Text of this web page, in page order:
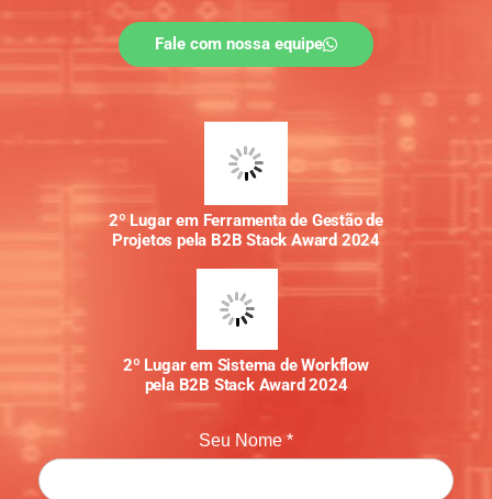
Fale com nossa equipe
2º Lugar em Ferramenta de Gestão de
Projetos pela B2B Stack Award 2024
2º Lugar em Sistema de Workflow
pela B2B Stack Award 2024
Seu Nome *